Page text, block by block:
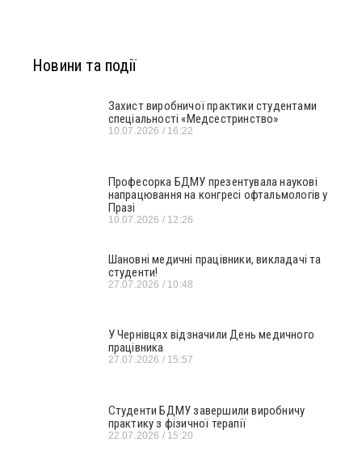
Новини та події
Захист виробничої практики студентами
спеціальності «Медсестринство»
10.07.2026 16:22
Професорка БДМУ презентувала наукові
напрацювання на конгресі офтальмологів у
Празі
10.07.2026 12:26
Шановні медичні працівники, викладачі та
студенти!
27.07.2026 10:48
У Чернівцях відзначили День медичного
працівника
27.07.2026 15:57
Студенти БДМУ завершили виробничу
практику з фізичної терапії
22.07.2026 15:20